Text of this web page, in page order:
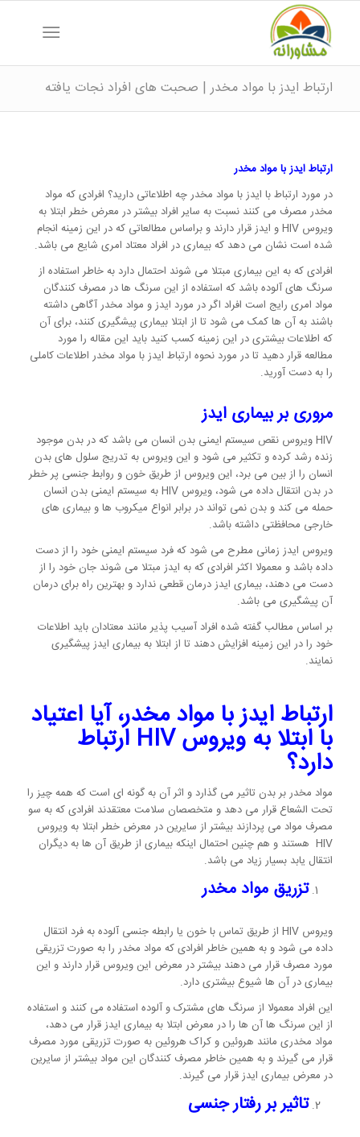
ارتباط ایدز با مواد مخدر | صحبت های افراد نجات یافته
ارتباط ایدز با مواد مخدر
در مورد ارتباط با ایدز با مواد مخدر چه اطلاعاتی دارید؟ افرادی که مواد
مخدر مصرف می کنند نسبت به سایر افراد بیشتر در معرض خطر ابتلا به
ویروس HIV و ایدز قرار دارند و براساس مطالعاتی که در این زمینه انجام
شده است نشان می دهد که بیماری در افراد معتاد امری شایع می باشد.
افرادی که به این بیماری مبتلا می شوند احتمال دارد به خاطر استفاده از
سرنگ های آلوده باشد که استفاده از این سرنگ ها در مصرف کنندگان
مواد امری رایج است افراد اگر در مورد ایدز و مواد مخدر آگاهی داشته
باشند به آن ها کمک می شود تا از ابتلا بیماری پیشگیری کنند، برای آن
که اطلاعات بیشتری در این زمینه کسب کنید باید این مقاله را مورد
مطالعه قرار دهید تا در مورد نحوه ارتباط ایدز با مواد مخدر اطلاعات کاملی
را به دست آورید.
مروری بر بیماری ایدز
HIV ویروس نقص سیستم ایمنی بدن انسان می باشد که در بدن موجود
زنده رشد کرده و تکثیر می شود و این ویروس به تدریج سلول های بدن
انسان را از بین می برد، این ویروس از طریق خون و روابط جنسی پر خطر
در بدن انتقال داده می شود، ویروس HIV به سیستم ایمنی بدن انسان
حمله می کند و بدن نمی تواند در برابر انواع میکروب ها و بیماری های
خارجی محافظتی داشته باشد.
ویروس ایدز زمانی مطرح می شود که فرد سیستم ایمنی خود را از دست
داده باشد و معمولا اکثر افرادی که به ایدز مبتلا می شوند جان خود را از
دست می دهند، بیماری ایدز درمان قطعی ندارد و بهترین راه برای درمان
آن پیشگیری می باشد.
بر اساس مطالب گفته شده افراد آسیب پذیر مانند معتادان باید اطلاعات
خود را در این زمینه افزایش دهند تا از ابتلا به بیماری ایدز پیشگیری
نمایند.
ارتباط ایدز با مواد مخدر، آیا اعتیاد
با ابتلا به ویروسHIV ارتباط
دارد؟
مواد مخدر بر بدن تاثیر می گذارد و اثر آن به گونه ای است که همه چیز را
تحت الشعاع قرار می دهد و متخصصان سلامت معتقدند افرادی که به سو
مصرف مواد می پردازند بیشتر از سایرین در معرض خطر ابتلا به ویروس
HIV هستند و هم چنین احتمال اینکه بیماری از طریق آن ها به دیگران
انتقال یابد بسیار زیاد می باشد.
تزریق مواد مخدر
ویروس HIV از طریق تماس با خون یا رابطه جنسی آلوده به فرد انتقال
داده می شود و به همین خاطر افرادی که مواد مخدر را به صورت تزریقی
مورد مصرف قرار می دهند بیشتر در معرض این ویروس قرار دارند و این
بیماری در آن ها شیوع بیشتری دارد.
این افراد معمولا از سرنگ های مشترک و آلوده استفاده می کنند و استفاده
از این سرنگ ها آن ها را در معرض ابتلا به بیماری ایدز قرار می دهد،
مواد مخدری مانند هروئین و کراک هروئین به صورت تزریقی مورد مصرف
قرار می گیرند و به همین خاطر مصرف کنندگان این مواد بیشتر از سایرین
در معرض بیماری ایدز قرار می گیرند.
تاثیر بر رفتار جنسی